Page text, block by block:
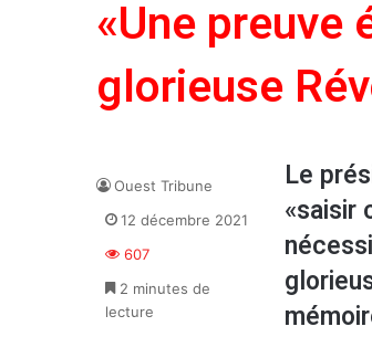
«Une
glorieuse
Le
«saisir
Ouest Tribune
12 décembre 2021
607
2 minutes de
lecture